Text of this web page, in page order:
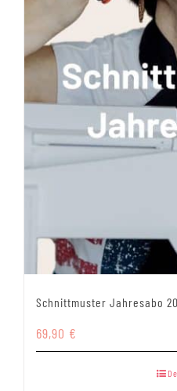
Schnittmuster Jahresabo
69,90 €